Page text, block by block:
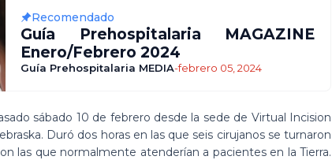
Recomendado
Guía Prehospitalaria MAGAZINE
Enero/Febrero 2024
Guía Prehospitalaria MEDIA-febrero 05, 2024
sábado 10 de febrero desde la sede de Virtual Incision
Duró dos horas en las que seis cirujanos se turnaron
las que normalmente atenderían a pacientes en la Tierra.